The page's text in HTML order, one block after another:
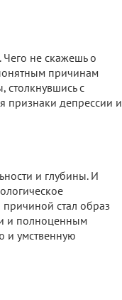
не скажешь о
причинам
столкнувшись с
признаки депрессии и
и глубины. И
причиной стал образ
и полноценным
и умственную